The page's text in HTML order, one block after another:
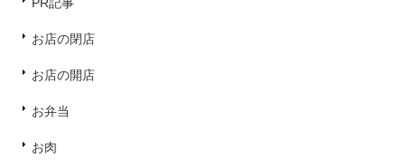
PR記事
お店の閉店
お店の開店
お弁当
お肉